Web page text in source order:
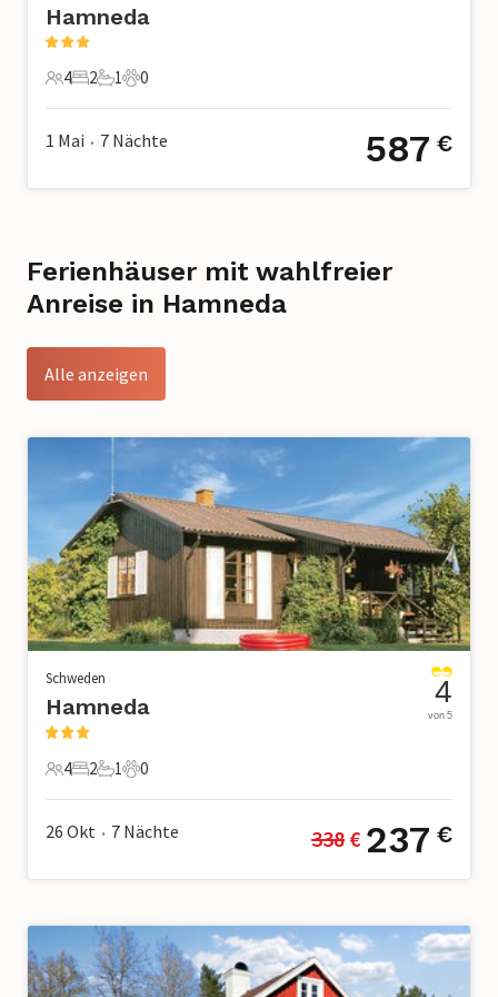
Hamneda
4 Gäste
4
2 Schlafzimmer
2
1 Badezimmer
1
0 Haustiere
0
1 Mai • 7 Nächte 587 €
Ferienhäuser mit wahlfreier
Anreise in Hamneda
Alle anzeigen
Schweden
Hamneda
4 Gäste
4
2 Schlafzimmer
2
1 Badezimmer
1
0 Haustiere
0
4
von 5
26 Okt • 7 Nächte 338 € 237 €